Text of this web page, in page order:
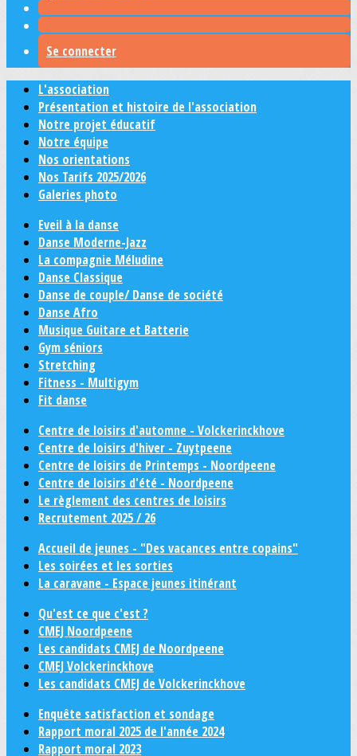
Se connecter
L'association
Présentation et histoire de l'association
Notre projet éducatif
Notre équipe
Nos orientations
Nos Tarifs 2025/2026
Galeries photo
Eveil à la danse
Danse Moderne-Jazz
La compagnie Méludine
Danse Classique
Danse de couple/ Danse de société
Danse Afro
Musique Guitare et Batterie
Gym séniors
Stretching
Fitness - Multigym
Fit danse
Centre de loisirs d'automne - Volckerinckhove
Centre de loisirs d'hiver - Zuytpeene
Centre de loisirs de Printemps - Noordpeene
Centre de loisirs d'été - Noordpeene
Le règlement des centres de loisirs
Recrutement 2025 / 26
Accueil de jeunes - "Des vacances entre copains"
Les soirées et les sorties
La caravane - Espace jeunes itinérant
Qu'est ce que c'est ?
CMEJ Noordpeene
Les candidats CMEJ de Noordpeene
CMEJ Volckerinckhove
Les candidats CMEJ de Volckerinckhove
Enquête satisfaction et sondage
Rapport moral 2025 de l'année 2024
Rapport moral 2023